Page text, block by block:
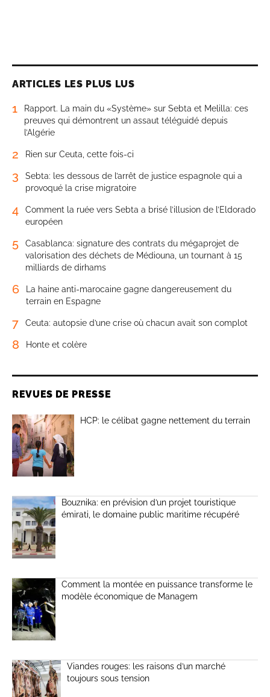
ARTICLES LES PLUS LUS
1
Rapport. La main du «Système» sur Sebta et Melilla: ces
preuves qui démontrent un assaut téléguidé depuis
l’Algérie
2 Rien sur Ceuta, cette fois-ci
3
Sebta: les dessous de l’arrêt de justice espagnole qui a
provoqué la crise migratoire
4
Comment la ruée vers Sebta a brisé l’illusion de l’Eldorado
européen
5
Casablanca: signature des contrats du mégaprojet de
valorisation des déchets de Médiouna, un tournant à 15
milliards de dirhams
6
La haine anti-marocaine gagne dangereusement du
terrain en Espagne
7 Ceuta: autopsie d’une crise où chacun avait son complot
8 Honte et colère
REVUES DE PRESSE
HCP: le célibat gagne nettement du terrain
Bouznika: en prévision d’un projet touristique
émirati, le domaine public maritime récupéré
Comment la montée en puissance transforme le
modèle économique de Managem
Viandes rouges: les raisons d’un marché
toujours sous tension